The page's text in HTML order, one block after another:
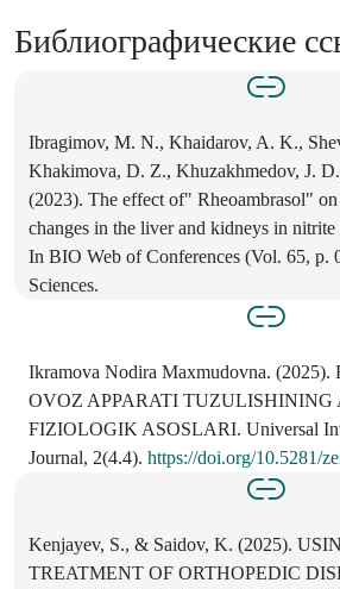
Библиографические
Ibragimov, M. N., Khaidarov, A. K.,
Khakimova, D. Z., Khuzakhmedov, J.
(2023). The effect of" Rheoambrasol"
changes in the liver and kidneys in
In BIO Web of Conferences (Vol. 65, p.
Sciences.
Ikramova Nodira Maxmudovna.
OVOZ APPARATI TUZULISHINING
FIZIOLOGIK ASOSLARI. Universal
Journal, 2(4.4). https://doi.org/10.5281/
Kenjayev, S., & Saidov, K. (2025).
TREATMENT OF ORTHOPEDIC